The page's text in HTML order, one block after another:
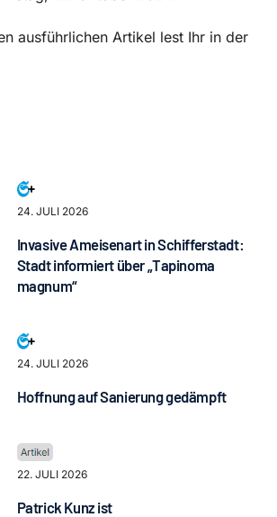
ausführlichen Artikel lest Ihr in der
24. JULI 2026
Invasive Ameisenart in Schifferstadt:
Stadt informiert über „Tapinoma
magnum“
24. JULI 2026
Hoffnung auf Sanierung gedämpft
22. JULI 2026
Patrick Kunz ist